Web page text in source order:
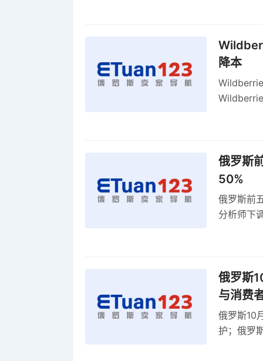
降本
俄罗斯
50%
俄罗斯前
分析师下
俄罗斯
与消费
俄罗斯10
护；俄罗